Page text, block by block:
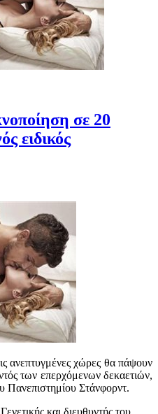
σε 20
ειδικός
ανεπτυγμένες χώρες θα πάψουν
των επερχόμενων δεκαετιών,
Πανεπιστημίου Στάνφορντ.
και διευθυντής του